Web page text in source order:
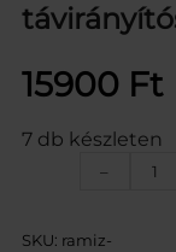
15900 Ft
7 db készleten
–
F
SKU: ramiz-